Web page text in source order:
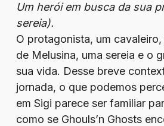
Um herói em busca da sua
sereia).
O protagonista, um
de Melusina, uma sereia e o
sua vida. Desse breve
jornada, o que podemos
em Sigi parece ser familiar
como se Ghouls’n Ghosts